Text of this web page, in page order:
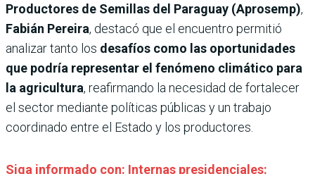
Productores de Semillas del Paraguay (Aprosemp),
Fabián Pereira, destacó que el encuentro permitió
analizar tanto los desafíos como las oportunidades
que podría representar el fenómeno climático para
la agricultura, reafirmando la necesidad de fortalecer
el sector mediante políticas públicas y un trabajo
coordinado entre el Estado y los productores.
Siga informado con: Internas presidenciales: